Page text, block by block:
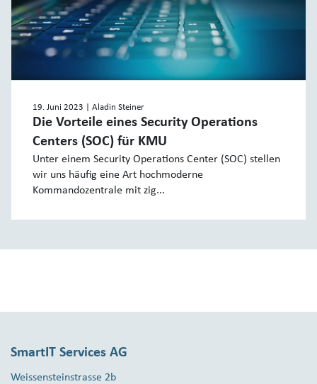
19. Juni 2023 | Aladin Steiner
Die Vorteile eines Security Operations
Centers (SOC) für KMU
Unter einem Security Operations Center (SOC) stellen
wir uns häufig eine Art hochmoderne
Kommandozentrale mit zig...
SmartIT Services AG
Weissensteinstrasse 2b